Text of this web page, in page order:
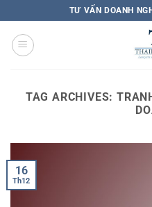
TƯ VẤN DOANH
TAG ARCHIVES:
16
Th12